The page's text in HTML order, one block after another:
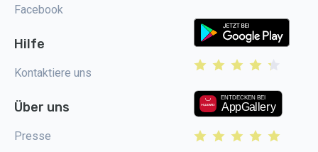
Facebook
Hilfe
Kontaktiere uns
Über uns
Presse